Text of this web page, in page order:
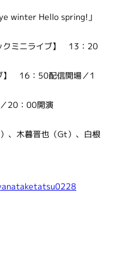
winter Hello spring!」
クミニライブ】 13：20
】 16：50配信開場／1
20：00開演
、木暮晋也（Gt）、白根